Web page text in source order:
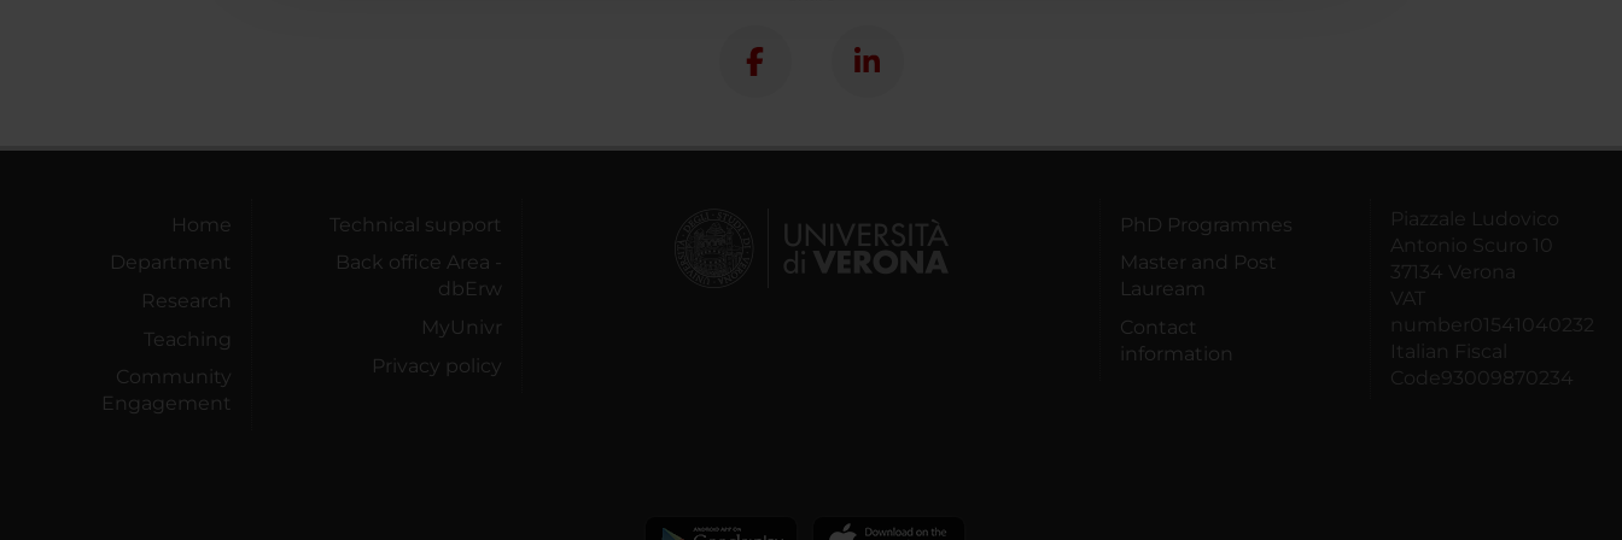
Home
Department
Research
Teaching
Community
Engagement
Technical support
Back office Area -
dbErw
MyUnivr
Privacy policy
PhD Programmes
Master and Post
Lauream
Contact
information
Piazzale Ludovico
Antonio Scuro 10
37134 Verona
VAT
number01541040232
Italian Fiscal
Code93009870234